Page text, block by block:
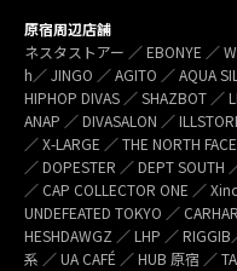
原宿周辺店舗
ネスタストアー ／ EBONYE ／
h／ JINGO ／ AGITO ／ AQUA
HIPHOP DIVAS ／ SHAZBOT ／
ANAP ／ DIVASALON ／
／ X-LARGE ／ THE NORTH
／ DOPESTER ／ DEPT SOUTH
／ CAP COLLECTOR ONE ／
UNDEFEATED TOKYO ／
HESHDAWGZ ／ LHP ／
系 ／ UA CAFÉ ／ HUB 原宿 ／